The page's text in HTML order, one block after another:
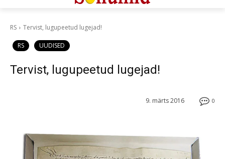
RS Tervist, lugupeetud lugejad!
RS UUDISED
Tervist, lugupeetud lugejad!
0
9. märts 2016